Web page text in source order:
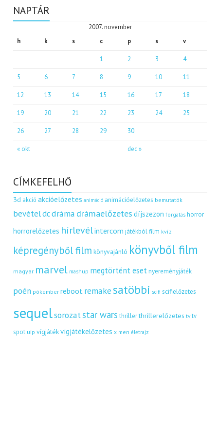
NAPTÁR
2007. november
h
k s c p s v
« okt dec »
1 2 3 4
5 6 7 8 9 10 11
12 13 14 15 16 17 18
19 20 21 22 23 24 25
26 27 28 29 30
CÍMKEFELHŐ
3d akció akcióelőzetes animáció animációelőzetes bemutatók
bevételdcdráma drámaelőzetes díjszezon forgatás horror
horrorelőzetes hírlevélintercom játékból film kvíz
képregényből film könyvajánló könyvből film
magyar marvel mashup megtörtént eset nyereményjáték
poén pókember reboot remakesatöbbi scifi scifielőzetes
sequelsorozatstar wars thriller thrillerelőzetes tv tv
spot uip vígjátékvígjátékelőzetes x men életrajz